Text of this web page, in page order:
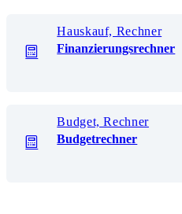
Hauskauf, Rechner
Finanzierungsrechner
Budget, Rechner
Budgetrechner